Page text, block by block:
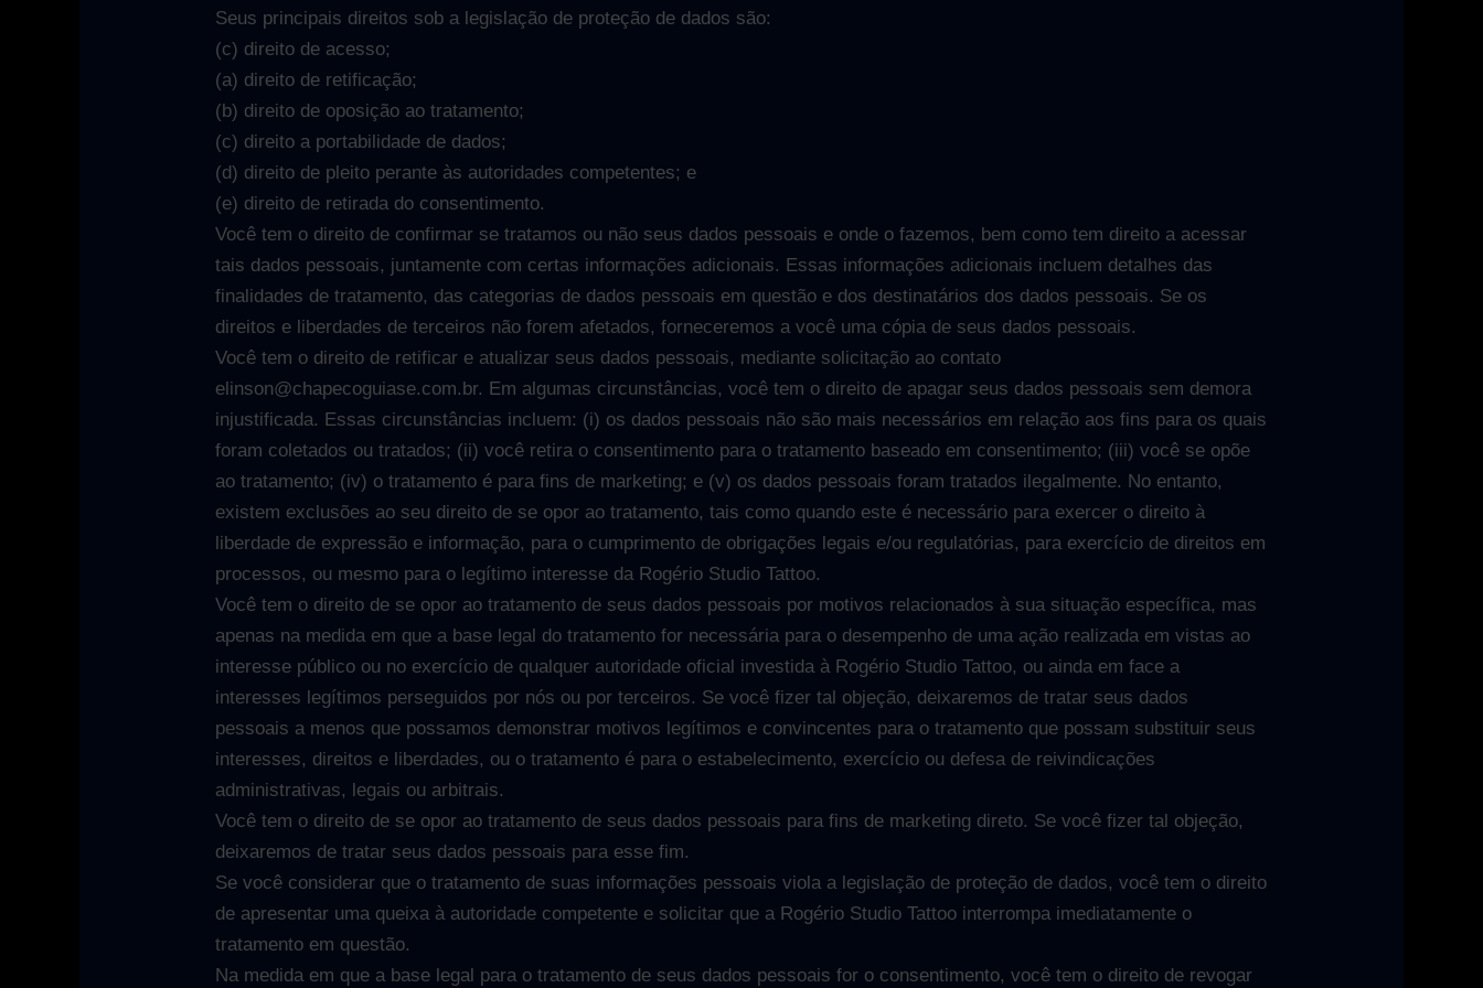
Seus principais direitos sob a legislação de proteção de dados são:
(c) direito de acesso;
(a) direito de retificação;
(b) direito de oposição ao tratamento;
(c) direito a portabilidade de dados;
(d) direito de pleito perante às autoridades competentes; e
(e) direito de retirada do consentimento.
Você tem o direito de confirmar se tratamos ou não seus dados pessoais e onde o fazemos, bem como tem direito a acessar
tais dados pessoais, juntamente com certas informações adicionais. Essas informações adicionais incluem detalhes das
finalidades de tratamento, das categorias de dados pessoais em questão e dos destinatários dos dados pessoais. Se os
direitos e liberdades de terceiros não forem afetados, forneceremos a você uma cópia de seus dados pessoais.
Você tem o direito de retificar e atualizar seus dados pessoais, mediante solicitação ao contato
elinson@chapecoguiase.com.br. Em algumas circunstâncias, você tem o direito de apagar seus dados pessoais sem demora
injustificada. Essas circunstâncias incluem: (i) os dados pessoais não são mais necessários em relação aos fins para os quais
foram coletados ou tratados; (ii) você retira o consentimento para o tratamento baseado em consentimento; (iii) você se opõe
ao tratamento; (iv) o tratamento é para fins de marketing; e (v) os dados pessoais foram tratados ilegalmente. No entanto,
existem exclusões ao seu direito de se opor ao tratamento, tais como quando este é necessário para exercer o direito à
liberdade de expressão e informação, para o cumprimento de obrigações legais e/ou regulatórias, para exercício de direitos em
processos, ou mesmo para o legítimo interesse da Rogério Studio Tattoo.
Você tem o direito de se opor ao tratamento de seus dados pessoais por motivos relacionados à sua situação específica, mas
apenas na medida em que a base legal do tratamento for necessária para o desempenho de uma ação realizada em vistas ao
interesse público ou no exercício de qualquer autoridade oficial investida à Rogério Studio Tattoo, ou ainda em face a
interesses legítimos perseguidos por nós ou por terceiros. Se você fizer tal objeção, deixaremos de tratar seus dados
pessoais a menos que possamos demonstrar motivos legítimos e convincentes para o tratamento que possam substituir seus
interesses, direitos e liberdades, ou o tratamento é para o estabelecimento, exercício ou defesa de reivindicações
administrativas, legais ou arbitrais.
Você tem o direito de se opor ao tratamento de seus dados pessoais para fins de marketing direto. Se você fizer tal objeção,
deixaremos de tratar seus dados pessoais para esse fim.
Se você considerar que o tratamento de suas informações pessoais viola a legislação de proteção de dados, você tem o direito
de apresentar uma queixa à autoridade competente e solicitar que a Rogério Studio Tattoo interrompa imediatamente o
tratamento em questão.
Na medida em que a base legal para o tratamento de seus dados pessoais for o consentimento, você tem o direito de revogar